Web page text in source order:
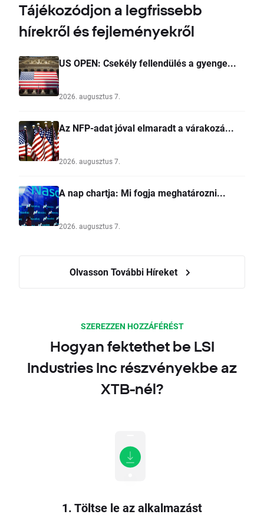
Tájékozódjon a legfrissebb
hírekről és fejleményekről
US OPEN: Csekély fellendülés a gyenge...
2026. augusztus 7.
Az NFP-adat jóval elmaradt a várakozá...
2026. augusztus 7.
A nap chartja: Mi fogja meghatározni...
2026. augusztus 7.
Olvasson További Híreket
SZEREZZEN HOZZÁFÉRÉST
Hogyan fektethet be LSI
Industries Inc részvényekbe az
XTB-nél?
1. Töltse le az alkalmazást